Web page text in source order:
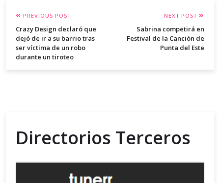
PREVIOUS POST
Crazy Design declaró que
dejó de ir a su barrio tras
ser víctima de un robo
durante un tiroteo
NEXT POST
Sabrina competirá en
Festival de la Canción de
Punta del Este
Directorios Terceros